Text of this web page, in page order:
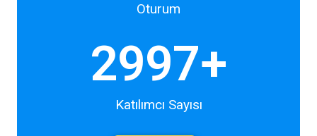
Oturum
Katılımcı Sayısı
3000+